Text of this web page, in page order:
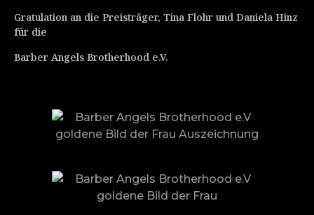
Gratulation an die Preisträger, Tina Flohr und Daniela Hinz
für die
Barber Angels Brotherhood e.V.